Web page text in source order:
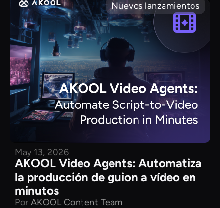
Nuevos lanzamientos
May 13, 2026
AKOOL Video Agents: Automatiza
la producción de guion a vídeo en
minutos
Por AKOOL Content Team